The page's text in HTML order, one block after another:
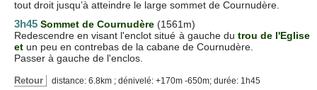
tout droit jusqu’à atteindre le large sommet de Cournudère.
3h45 Sommet de Cournudère (1561m)
Redescendre en visant l'enclot situé à gauche du trou de l'Eglise
et un peu en contrebas de la cabane de Cournudère.
Passer à gauche de l'enclos.
Retour distance: 6.8km ; dénivelé: +170m -650m; durée: 1h45